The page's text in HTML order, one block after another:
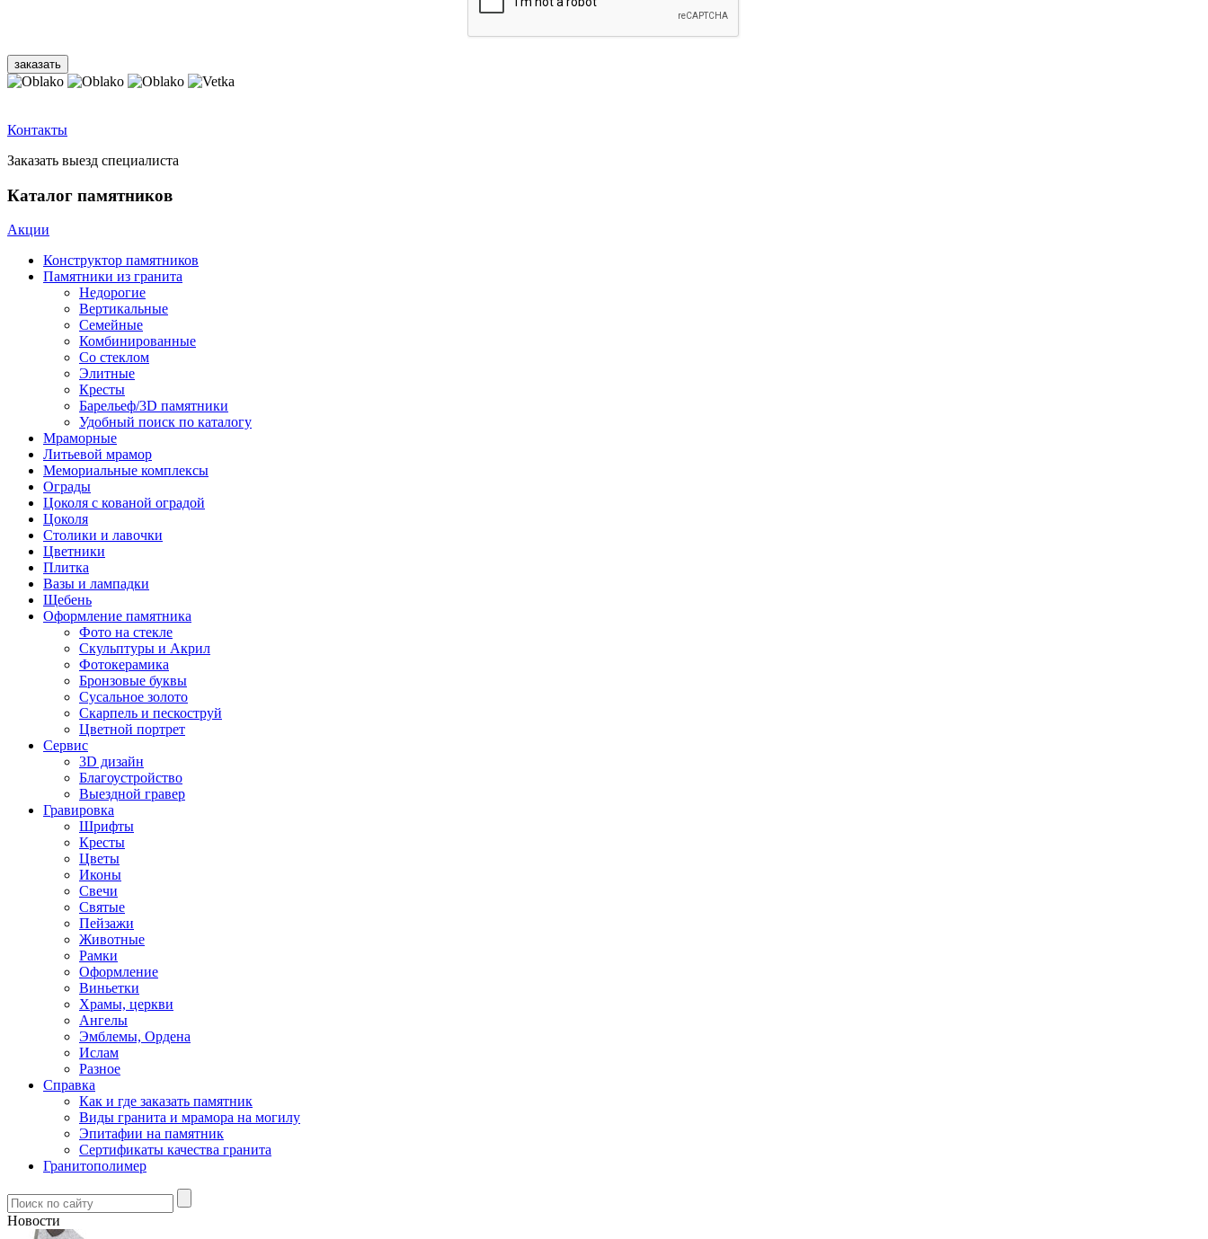
Контакты
Заказать выезд специалиста
Каталог памятников
Акции
Конструктор памятников
Памятники из гранита
Недорогие
Вертикальные
Семейные
Комбинированные
Со стеклом
Элитные
Кресты
Барельеф/3D памятники
Удобный поиск по каталогу
Мраморные
Литьевой мрамор
Мемориальные комплексы
Ограды
Цоколя с кованой оградой
Цоколя
Столики и лавочки
Цветники
Плитка
Вазы и лампадки
Щебень
Оформление памятника
Фото на стекле
Скульптуры и Акрил
Фотокерамика
Бронзовые буквы
Сусальное золото
Скарпель и пескоструй
Цветной портрет
Сервис
3D дизайн
Благоустройство
Выездной гравер
Гравировка
Шрифты
Кресты
Цветы
Иконы
Свечи
Святые
Пейзажи
Животные
Рамки
Оформление
Виньетки
Храмы, церкви
Ангелы
Эмблемы, Ордена
Ислам
Разное
Справка
Как и где заказать памятник
Виды гранита и мрамора на могилу
Эпитафии на памятник
Сертификаты качества гранита
Гранитополимер
Новости